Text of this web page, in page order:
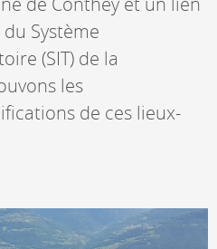
Système
(SIT) de la
les
de ces lieux-